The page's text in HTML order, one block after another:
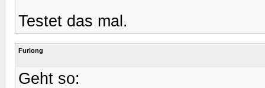
Testet das mal.
Furlong
Geht so: